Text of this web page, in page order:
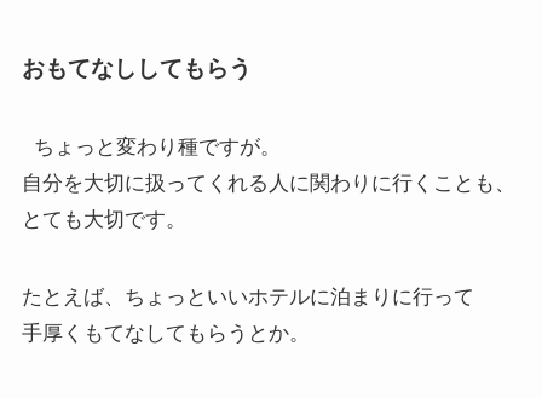
おもてなししてもらう
ちょっと変わり種ですが。
自分を大切に扱ってくれる人に関わりに行くことも、
とても大切です。
たとえば、ちょっといいホテルに泊まりに行って
手厚くもてなしてもらうとか。